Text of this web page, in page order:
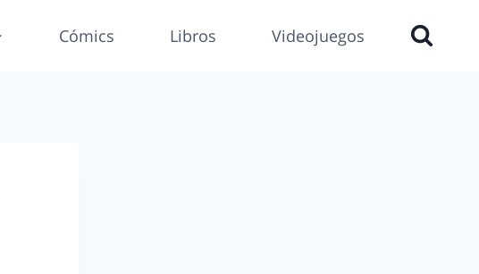
Cómics Libros Videojuegos